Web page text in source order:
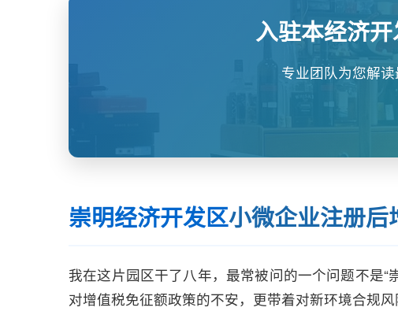
入驻本经济
专业团队为您解
崇明经济开发区小微企业注册
我在这片园区干了八年，最常被问的一个问题不是
对增值税免征额政策的不安，更带着对新环境合规